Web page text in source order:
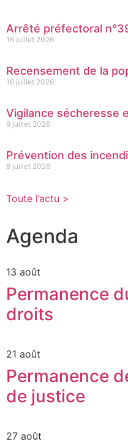
Arrêté préfectoral
16 juillet 2026
Recensement de la
16 juillet 2026
Vigilance sécheresse
9 juillet 2026
Prévention des
8 juillet 2026
Toute l’actu >
Agenda
13 août
Permanence
droits
21 août
Permanence
de justice
27 août